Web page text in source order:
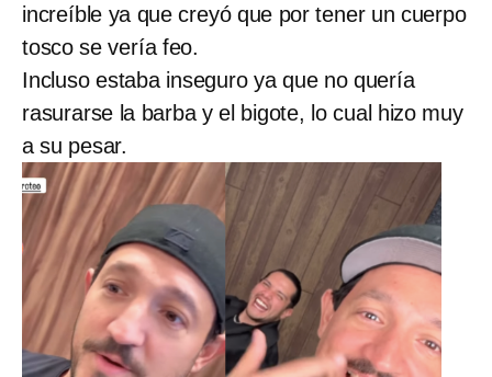
increíble ya que creyó que por tener un cuerpo
tosco se vería feo.
Incluso estaba inseguro ya que no quería
rasurarse la barba y el bigote, lo cual hizo muy
a su pesar.